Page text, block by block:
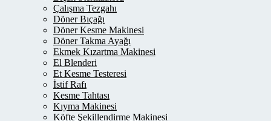
Çalışma Tezgahı
Döner Bıçağı
Döner Kesme Makinesi
Döner Takma Ayağı
Ekmek Kızartma Makinesi
El Blenderi
Et Kesme Testeresi
İstif Rafı
Kesme Tahtası
Kıyma Makinesi
Köfte Şekillendirme Makinesi